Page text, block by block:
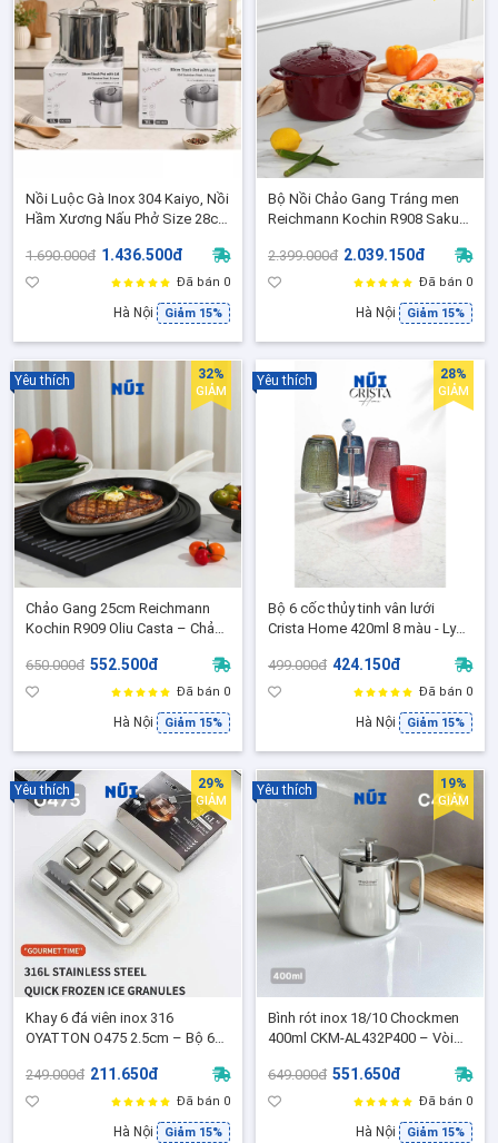
Nồi Luộc Gà Inox 304 Kaiyo, Nồi
Hầm Xương Nấu Phở Size 28cm
1.690.000đ 1.436.500đ
Đã bán 0
Hà Nội Giảm 15%
Bộ Nồi Chảo Gang Tráng men
Reichmann Kochin R908 Sakura
Nồi Hầm Ninh Giữ Nhiệt Tốt
2.399.000đ 2.039.150đ
Đã bán 0
Hà Nội Giảm 15%
Chảo Gang 25cm Reichmann
Kochin R909 Oliu Casta – Chảo
áp chảo cao cấp, RK-AL909P25
650.000đ 552.500đ
Đã bán 0
Hà Nội Giảm 15%
Yêu thích 32%
GIẢM
Bộ 6 cốc thủy tinh vân lưới
Crista Home 420ml 8 màu - Ly
Decor sang trọng -60209
499.000đ 424.150đ
Đã bán 0
Hà Nội Giảm 15%
Yêu thích 28%
GIẢM
Khay 6 đá viên inox 316
OYATTON O475 2.5cm – Bộ 6
AL475P6 giữ lạnh không tan + 1
kẹp gắp đá
249.000đ 211.650đ
Đã bán 0
Hà Nội Giảm 15%
Yêu thích 29%
GIẢM
Bình rót inox 18/10 Chockmen
400ml CKM-AL432P400 – Vòi
- C432
649.000đ 551.650đ
Đã bán 0
Hà Nội Giảm 15%
Yêu thích 19%
GIẢM